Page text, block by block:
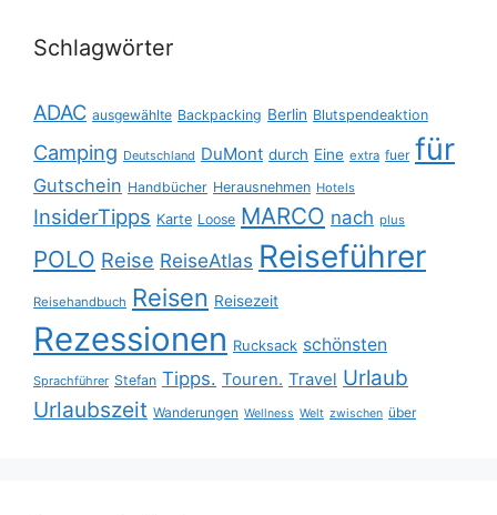
Schlagwörter
ADAC ausgewählte Backpacking Berlin Blutspendeaktion
Camping Deutschland DuMont durch Eine extra fuer für
Gutschein Handbücher Herausnehmen Hotels
InsiderTipps Karte Loose MARCO nach plus
POLO Reise ReiseAtlas Reiseführer
Reisehandbuch Reisen Reisezeit
Rezessionen Rucksack schönsten
Sprachführer Stefan Tipps. Touren. Travel Urlaub
Urlaubszeit Wanderungen Wellness Welt zwischen über